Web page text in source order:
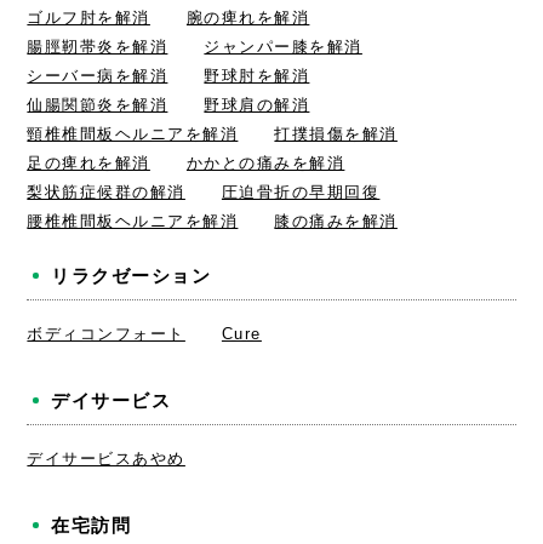
ゴルフ肘を解消
腕の痺れを解消
腸脛靭帯炎を解消
ジャンパー膝を解消
シーバー病を解消
野球肘を解消
仙腸関節炎を解消
野球肩の解消
頸椎椎間板ヘルニアを解消
打撲損傷を解消
足の痺れを解消
かかとの痛みを解消
梨状筋症候群の解消
圧迫骨折の早期回復
腰椎椎間板ヘルニアを解消
膝の痛みを解消
リラクゼーション
ボディコンフォート Cure
デイサービス
デイサービスあやめ
在宅訪問